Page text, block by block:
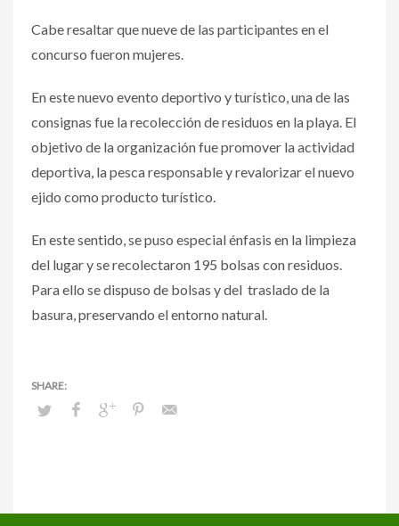
Cabe resaltar que nueve de las participantes en el
concurso fueron mujeres.
En este nuevo evento deportivo y turístico, una de las
consignas fue la recolección de residuos en la playa. El
objetivo de la organización fue promover la actividad
deportiva, la pesca responsable y revalorizar el nuevo
ejido como producto turístico.
En este sentido, se puso especial énfasis en la limpieza
del lugar y se recolectaron 195 bolsas con residuos.
Para ello se dispuso de bolsas y del traslado de la
basura, preservando el entorno natural.